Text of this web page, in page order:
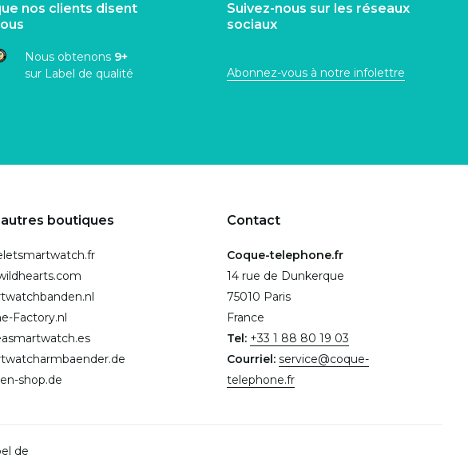
nos clients disent
Nous obtenons 9+
sur Label de qualité
Suivez-nous sur les réseaux
sociaux
Abonnez-vous à notre infolettre
boutiques
Factory.nl
shop.de
Contact
Coque-telephone.fr
14 rue de Dunkerque
75010 Paris
France
Tel: +33 1 88 80 19 03
Courriel: service@coque-
telephone.fr
de